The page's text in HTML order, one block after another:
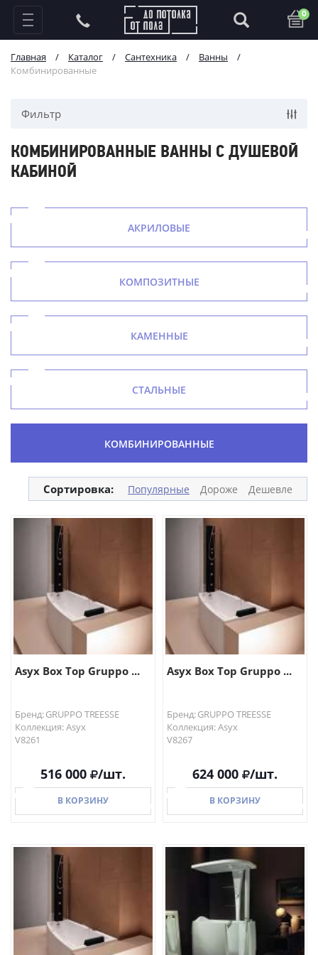
0
Главная / Каталог / Сантехника / Ванны
/
Комбинированные
Фильтр
КОМБИНИРОВАННЫЕ ВАННЫ С ДУШЕВОЙ
КАБИНОЙ
АКРИЛОВЫЕ
КОМПОЗИТНЫЕ
КАМЕННЫЕ
СТАЛЬНЫЕ
КОМБИНИРОВАННЫЕ
Сортировка: Популярные Дороже Дешевле
Asyx Box Top Gruppo ...
Бренд: GRUPPO TREESSE
Коллекция: Asyx
V8261
516 000 /шт.
В КОРЗИНУ
В КОРЗИНУ
Asyx Box Top Gruppo ...
Бренд: GRUPPO TREESSE
Коллекция: Asyx
V8267
624 000 /шт.
В КОРЗИНУ
В КОРЗИНУ